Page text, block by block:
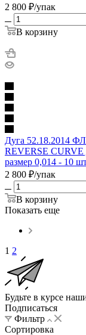
2 800 ₽/упак
В корзину
Дуга 52.18.2014
REVERSE CURVE
размер 0,014 - 10
2 800 ₽/упак
В корзину
Показать еще
1 2
Будьте в курсе
Подписаться
Фильтр
Сортировка